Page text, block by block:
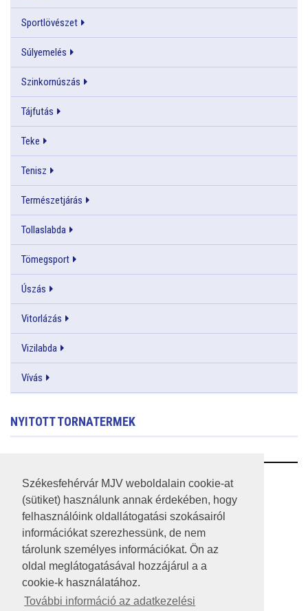
Székesfehérvár MJV weboldalain cookie-at
(sütiket) használunk annak érdekében, hogy
felhasználóink oldallátogatási szokásairól
információkat szerezhessünk, de nem
tárolunk személyes információkat. Ön az
oldal meglátogatásával hozzájárul a a
cookie-k használatához.
További információ az adatkezelési
Sportlövészet
Súlyemelés
Szinkornúszás
Tájfutás
Teke
Tenisz
Természetjárás
Tollaslabda
Tömegsport
Úszás
Vitorlázás
Vizilabda
Vívás
NYITOTT TORNATERMEK
RSS
A HONLAP 2017.03.31-I ÁLLAPOTA
JOGI NYILATKOZAT
IMPRESSZUM